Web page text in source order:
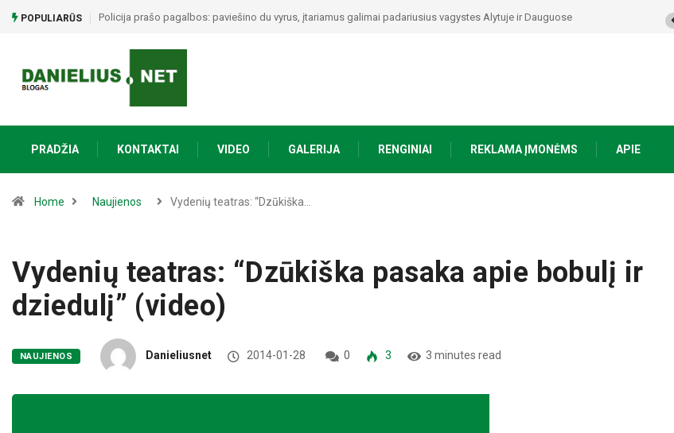
POPULIARŪS Alytuje ARO šturmavo butą: sulaikytas vyras, kratos metu rasti ginklai, Seirijuose – įtariami narkotikai BMW automobilyje
PRADŽIA KONTAKTAI VIDEO GALERIJA RENGINIAI REKLAMA ĮMONĖMS APIE
Home Naujienos Vydenių teatras: “Dzūkiška…
Vydenių teatras: “Dzūkiška pasaka apie bobulį ir
dziedulį” (video)
NAUJIENOS Danieliusnet 2014-01-28 0 3 3 minutes read